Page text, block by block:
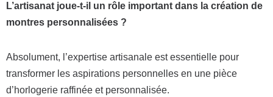
L’artisanat joue-t-il un rôle important dans la création de
montres personnalisées ?
Absolument, l’expertise artisanale est essentielle pour
transformer les aspirations personnelles en une pièce
d’horlogerie raffinée et personnalisée.